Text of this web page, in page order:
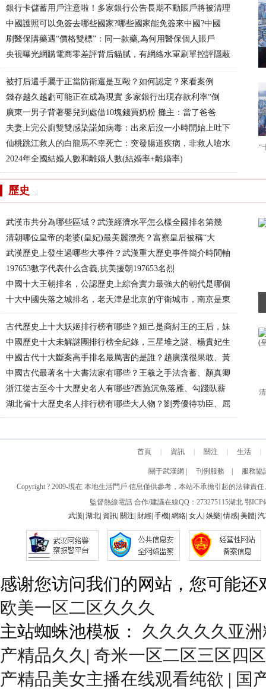
銀行卡儲蓄用戶注意啦！多家銀行公告長期不動賬戶將被清理
中國護照可以免簽去哪些國家?哪些國家能免簽來中國?中國
刷醫保購藥遇“價格雙標”：同一款藥,為何用醫保個人賬戶
央視曝光網購電商零差評背后貓膩，有網絡水軍刷單控評隱蔽
被打后還手屬于正當防衛還是互毆？如何認定？來看案例
錢存越久越虧可能正在成為現實 多家銀行出現存款利率“倒
廣東一男子背著嬰兒到處借10塊錢買奶粉 攤主：當了爸爸
夫妻上完公廁雙雙感染諾如病毒：出來后沒一小時開始上吐下
仙桃跳江救人的白龍馬不幸死亡：突發腸道疾病，非救人嗆水
2024年全國結婚人數和離婚人數(結婚率+離婚率)
“
歷史
武漢市共分為哪些區域？武漢經濟水平怎么樣全國排名第幾
清朝哪位皇帝的老婆(皇妃)最美麗漂亮？富察皇后被稱“大
武漢歷史上發生過哪些大事件？武漢重大歷史事件簡介時間軸
197653數字代表什么含義,抗美援朝197653名烈
中國十大王朝排名，公認歷史上綜合實力最強大的朝代是哪個
十大中國失落之城排名，老天津是北京的守衛城市，南京是東
古代歷史上十大妖姬排行榜有哪些？妲己是商紂王的王后，妹
中國歷史十大未解謎團排行榜全紀錄，三星堆之謎、楊貴妃生
中國古代十大斷案高手排名最厲害的是誰？趙廣漢很果敢、黃
中國古代最著名十大書法家有哪些？王羲之手法含蓄、顏真卿
浙江從古至今十大歷史名人有哪些?西施沉魚落雁、勾踐臥薪
湖北省十大歷史名人排行榜有哪些大人物？劉秀優待功臣、屈
首頁 資訊 關注 生活
關于武漢網 刊例服務
服務協
Copyright ? 2009-現在 本地生活門戶 信息僅供參考，本站不承擔引起的法律
監督熱線電話 合作/建議在線QQ：273275115湖北 鄂ICP
武漢| 湖北| 資訊| 關注 財經 手機| 網絡| 女人 娛樂 |情感| 美體 汽
感谢您访问我们的网站，您可能还
欧美一区二区久久久
主站蜘蛛池模板： 久久久久久亚
产精品久久 | 奇米一区二区三区四
产精品美女主播在线观看纯欲 | 国